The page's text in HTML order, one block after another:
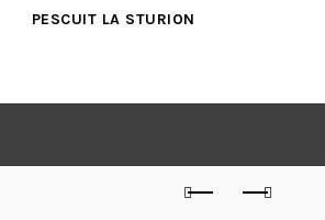
PESCUIT LA STURION